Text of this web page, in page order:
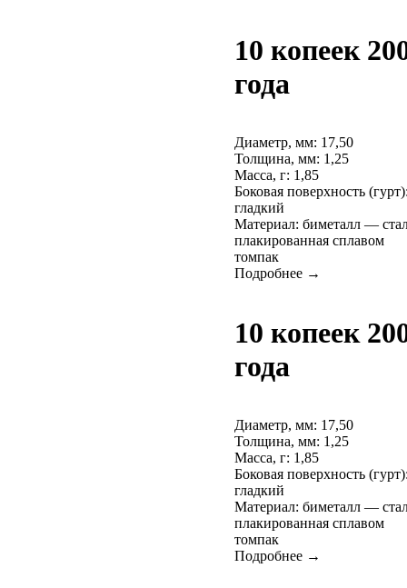
10 копеек
года
Диаметр, мм: 17,50
Толщина, мм: 1,25
Масса, г: 1,85
Боковая поверхность
гладкий
Материал: биметалл —
плакированная сплавом
томпак
Подробнее →
10 копеек
года
Диаметр, мм: 17,50
Толщина, мм: 1,25
Масса, г: 1,85
Боковая поверхность
гладкий
Материал: биметалл —
плакированная сплавом
томпак
Подробнее →